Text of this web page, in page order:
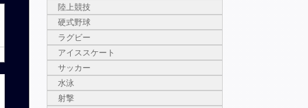
陸上競技
硬式野球
ラグビー
アイススケート
サッカー
水泳
射撃